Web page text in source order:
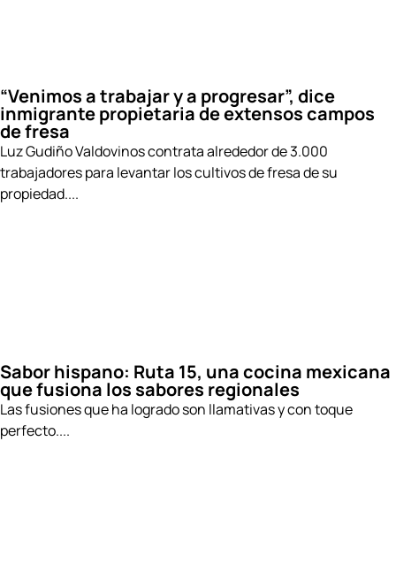
“Venimos a trabajar y a progresar”, dice
inmigrante propietaria de extensos campos
de fresa
Luz Gudiño Valdovinos contrata alrededor de 3.000
trabajadores para levantar los cultivos de fresa de su
propiedad....
Sabor hispano: Ruta 15, una cocina mexicana
que fusiona los sabores regionales
Las fusiones que ha logrado son llamativas y con toque
perfecto....